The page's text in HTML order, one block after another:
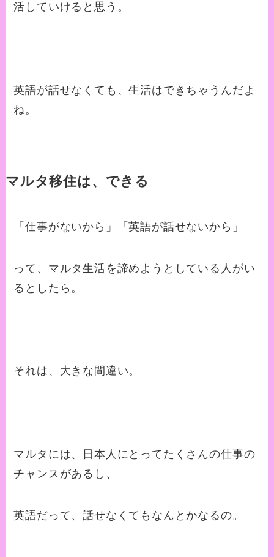
活していけると思う。
英語が話せなくても、生活はできちゃうんだよ
ね。
マルタ移住は、できる
「仕事がないから」「英語が話せないから」
って、マルタ生活を諦めようとしている人がい
るとしたら。
それは、大きな間違い。
マルタには、日本人にとってたくさんの仕事の
チャンスがあるし、
英語だって、話せなくてもなんとかなるの。